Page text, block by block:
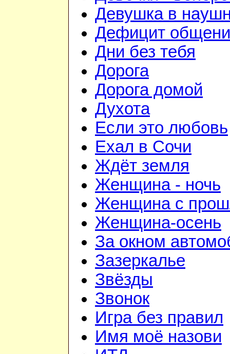
Девушка в
Дефицит
Дни без тебя
Дорога
Дорога домой
Духота
Если это любовь
Ехал в Сочи
Ждёт земля
Женщина - ночь
Женщина с
Женщина-осень
За окном
Зазеркалье
Звёзды
Звонок
Игра без правил
Имя моё назови